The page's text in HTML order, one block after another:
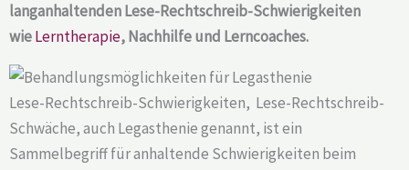
langanhaltenden Lese-Rechtschreib-Schwierigkeiten
wieLerntherapie, Nachhilfe und Lerncoaches.
Lese-Rechtschreib-Schwierigkeiten, Lese-Rechtschreib-
Schwäche, auch Legasthenie genannt, ist ein
Sammelbegriff für anhaltende Schwierigkeiten beim